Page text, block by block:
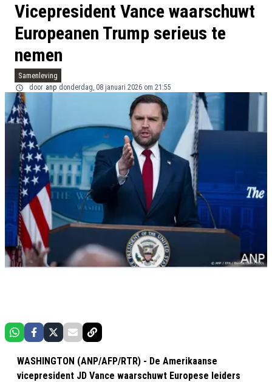
Vicepresident Vance waarschuwt
Europeanen Trump serieus te
nemen
Samenleving
door anp donderdag, 08 januari 2026 om 21:55
WASHINGTON (ANP/AFP/RTR) - De Amerikaanse
vicepresident JD Vance waarschuwt Europese leiders